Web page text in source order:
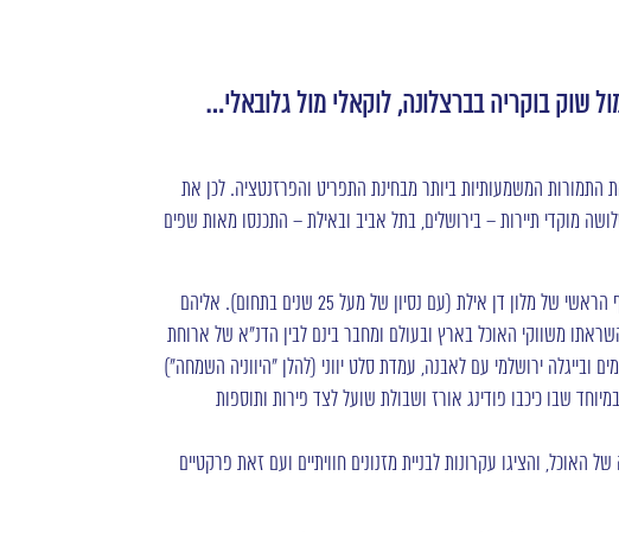
שוק בוקריה בברצלונה, לוקאלי מול גלובאלי…
המשמעותיות ביותר מבחינת התפריט והפרזנטציה. לכן את
מוקדי תיירות – בירושלים, בתל אביב ובאילת – התכנסו מאות שפים
, השף הראשי של מלון דן אילת (עם נסיון של מעל 25 שנים בתחום). אליהם
משווקי האוכל בארץ ובעולם ומחבר בינם לבין הדנ”א של ארוחת
ירושלמי עם לאבנה, עמדת סלט יווני (להלן “היווניה השמחה”)
שבו כיכבו פודינג אורז ושבולת שועל לצד פירות ותוספות
והציגו עקרונות לבניית מזנונים חוויתיים ועם זאת פרקטיים